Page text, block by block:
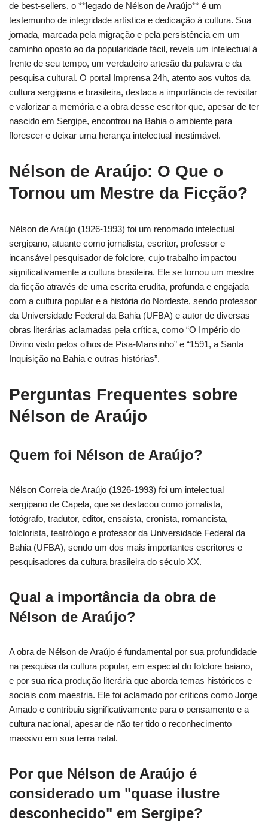
de best-sellers, o **legado de Nélson de Araújo** é um
testemunho de integridade artística e dedicação à cultura. Sua
jornada, marcada pela migração e pela persistência em um
caminho oposto ao da popularidade fácil, revela um intelectual à
frente de seu tempo, um verdadeiro artesão da palavra e da
pesquisa cultural. O portal Imprensa 24h, atento aos vultos da
cultura sergipana e brasileira, destaca a importância de revisitar
e valorizar a memória e a obra desse escritor que, apesar de ter
nascido em Sergipe, encontrou na Bahia o ambiente para
florescer e deixar uma herança intelectual inestimável.
Nélson de Araújo: O Que o
Tornou um Mestre da Ficção?
Nélson de Araújo (1926-1993) foi um renomado intelectual
sergipano, atuante como jornalista, escritor, professor e
incansável pesquisador de folclore, cujo trabalho impactou
significativamente a cultura brasileira. Ele se tornou um mestre
da ficção através de uma escrita erudita, profunda e engajada
com a cultura popular e a história do Nordeste, sendo professor
da Universidade Federal da Bahia (UFBA) e autor de diversas
obras literárias aclamadas pela crítica, como “O Império do
Divino visto pelos olhos de Pisa-Mansinho” e “1591, a Santa
Inquisição na Bahia e outras histórias”.
Perguntas Frequentes sobre
Nélson de Araújo
Quem foi Nélson de Araújo?
Nélson Correia de Araújo (1926-1993) foi um intelectual
sergipano de Capela, que se destacou como jornalista,
fotógrafo, tradutor, editor, ensaísta, cronista, romancista,
folclorista, teatrólogo e professor da Universidade Federal da
Bahia (UFBA), sendo um dos mais importantes escritores e
pesquisadores da cultura brasileira do século XX.
Qual a importância da obra de
Nélson de Araújo?
A obra de Nélson de Araújo é fundamental por sua profundidade
na pesquisa da cultura popular, em especial do folclore baiano,
e por sua rica produção literária que aborda temas históricos e
sociais com maestria. Ele foi aclamado por críticos como Jorge
Amado e contribuiu significativamente para o pensamento e a
cultura nacional, apesar de não ter tido o reconhecimento
massivo em sua terra natal.
Por que Nélson de Araújo é
considerado um "quase ilustre
desconhecido" em Sergipe?